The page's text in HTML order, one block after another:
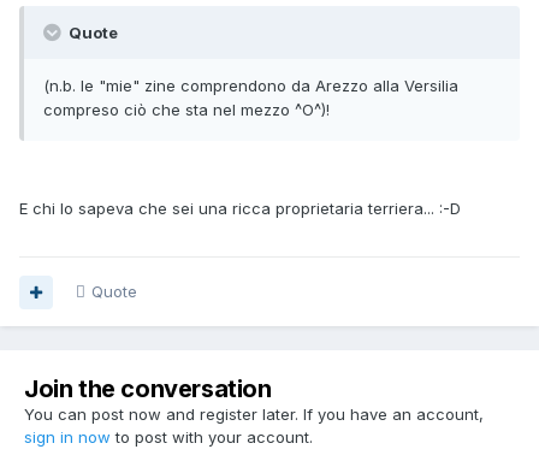
Quote
(n.b. le "mie" zine comprendono da Arezzo alla Versilia
compreso ciò che sta nel mezzo ^O^)!
E chi lo sapeva che sei una ricca proprietaria terriera... :-D
Quote
Join the conversation
You can post now and register later. If you have an account,
sign in now to post with your account.